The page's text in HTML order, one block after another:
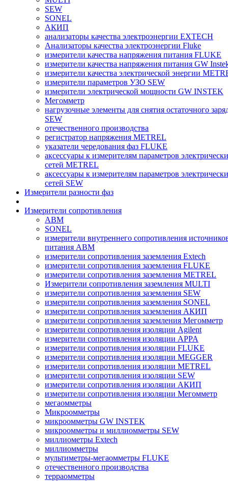
SEW
SONEL
АКИП
анализаторы качества электроэнергии EXTECH
Анализаторы качества электроэнергии Fluke
измерители качества напряжения питания FLUKE
измерители качества напряжения питания GW
измерители качества электрической энергии
измерители параметров УЗО SEW
измерители электрической мощности GW INSTEK
Мегомметр
нагрузочные элементы для снятия остаточного
SEW
отечественного производства
регистратор напряжения METREL
указатели чередования фаз FLUKE
аксессуары к измерителям параметров
сетей METREL
аксессуары к измерителям параметров
сетей SEW
Измерители разности фаз
Измерители сопротивления
ABM
SONEL
измерители внутреннего сопротивления
питания ABM
измерители сопротивления заземления Extech
измерители сопротивления заземления FLUKE
измерители сопротивления заземления METREL
Измерители сопротивления заземления MULTI
измерители сопротивления заземления SEW
измерители сопротивления заземления SONEL
измерители сопротивления заземления АКИП
измерители сопротивления заземления Мегомметр
измерители сопротивления изоляции Agilent
измерители сопротивления изоляции APPA
измерители сопротивления изоляции FLUKE
измерители сопротивления изоляции MEGGER
измерители сопротивления изоляции METREL
измерители сопротивления изоляции SEW
измерители сопротивления изоляции АКИП
измерители сопротивления изоляции Мегомметр
мегаомметры
Микроомметры
микроомметры GW INSTEK
микроомметры и миллиомметры SEW
миллиометры Extech
миллиомметры
мультиметры-мегаомметры FLUKE
отечественного производства
терраомметры